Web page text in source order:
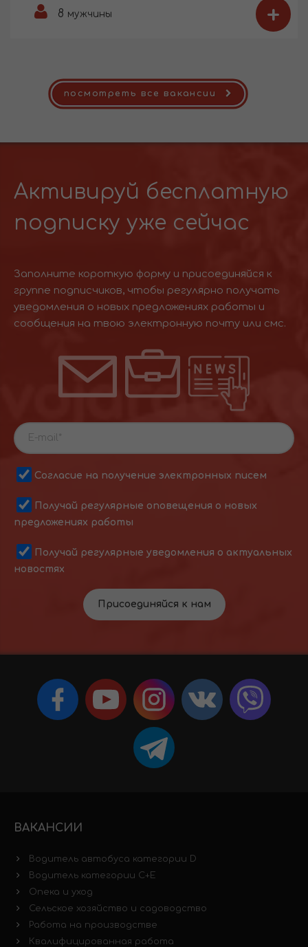
8 мужчины +
посмотреть все вакансии
Активируй бесплатную
подписку уже сейчас
Заполните короткую форму и присоединяйся к
группе подписчиков, чтобы регулярно получать
уведомления о новых предложениях работы и
сообщения на твою электронную почту или смс.
Согласие на получение электронных писем
Получай регулярные оповещения о новых
предложениях работы
Получай регулярные уведомления о актуальных
новостях
Присоединяйся к нам
ВАКАНСИИ
Водитель автобуса категории D
Водитель категории C+E
Опека и уход
Сельское хозяйство и садоводство
Работа на производстве
Квалифицированная работа